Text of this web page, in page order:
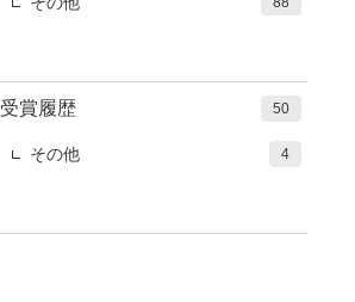
受賞履歴 50
その他 4